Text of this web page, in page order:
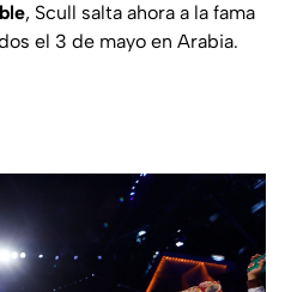
, Scull salta ahora a la fama
el 3 de mayo en Arabia.